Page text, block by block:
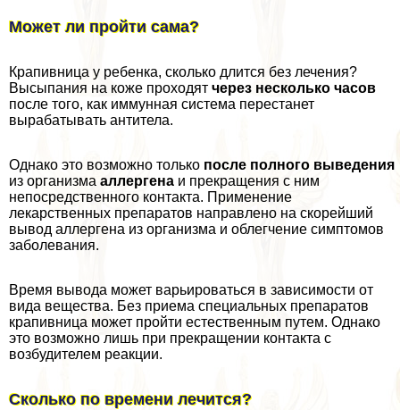
Может ли пройти сама?
Крапивница у ребенка, сколько длится без лечения?
Высыпания на коже проходят через несколько часов
после того, как иммунная система перестанет
выpaбатывать антитела.
Однако это возможно только после полного выведения
из организма аллергена и прекращения с ним
непосредственного контакта. Применение
лекарственных препаратов направлено на скорейший
вывод аллергена из организма и облегчение симптомов
заболевания.
Время вывода может варьироваться в зависимости от
вида вещества. Без приема специальных препаратов
крапивница может пройти естественным путем. Однако
это возможно лишь при прекращении контакта с
возбудителем реакции.
Сколько по времени лечится?